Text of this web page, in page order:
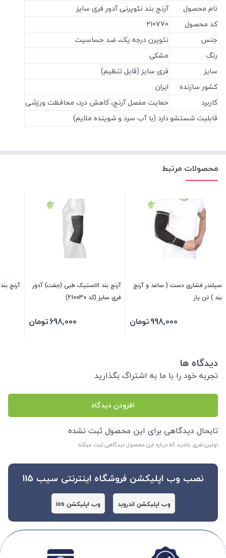
نام محصول
آرنج بند نئوپرنی آدور فری سایز
کد محصول
210770
جنس
نئوپرن درجه یک، ضد حساسیت
رنگ
مشکی
سایز
فری سایز (قابل تنظیم)
کشور سازنده
ایران
کاربرد
حمایت مفصل آرنج، کاهش درد، محافظت ورزشی
قابلیت شستشودارد (با آب سرد و شوینده ملایم)
محصولات مرتبط
سیلندر فشاری دست ( ساعد و آرنج
بند ) تن یار
998,000تومان
آرنج بند الاستیک طبی (جفت) آدور
فری سایز (کد 210030)
698,000تومان
آرنج
دیدگاه ها
تجربه خود را با ما به اشتراگ بگذارید
افزودن دیدگاه
تابحال دیدگاهی برای این محصول ثبت نشده
اولین نفری باشید که درباره این محصول دیدگاهی ثبت میکند
نصب وب اپلیکشن فروشگاه اینترنتی سیب 115
وب اپلیکشن اندروید وب اپلیکشن ios